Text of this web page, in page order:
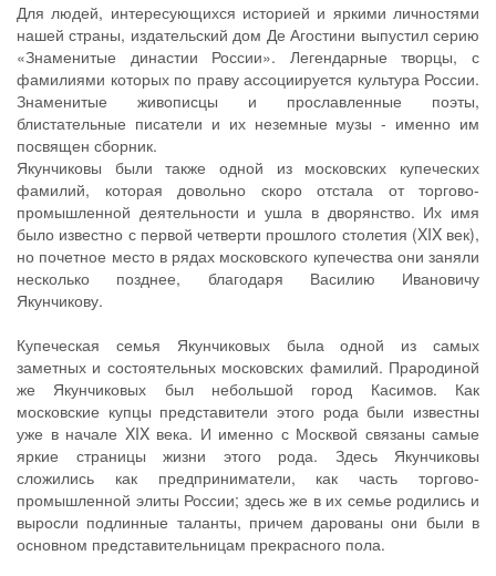
Для людей, интересующихся историей и яркими личностями
нашей страны, издательский дом Де Агостини выпустил серию
«Знаменитые династии России». Легендарные творцы, с
фамилиями которых по праву ассоциируется культура России.
Знаменитые живописцы и прославленные поэты,
блистательные писатели и их неземные музы - именно им
посвящен сборник.
Якунчиковы были также одной из московских купеческих
фамилий, которая довольно скоро отстала от торгово-
промышленной деятельности и ушла в дворянство. Их имя
было известно с первой четверти прошлого столетия (XIX век),
но почетное место в рядах московского купечества они заняли
несколько позднее, благодаря Василию Ивановичу
Якунчикову.
Купеческая семья Якунчиковых была одной из самых
заметных и состоятельных московских фамилий. Прародиной
же Якунчиковых был небольшой город Касимов. Как
московские купцы представители этого рода были известны
уже в начале XIX века. И именно с Москвой связаны самые
яркие страницы жизни этого рода. Здесь Якунчиковы
сложились как предприниматели, как часть торгово-
промышленной элиты России; здесь же в их семье родились и
выросли подлинные таланты, причем дарованы они были в
основном представительницам прекрасного пола.